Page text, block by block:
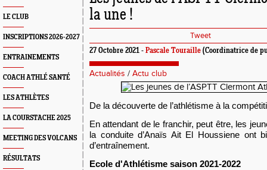
LE CLUB
INSCRIPTIONS 2026-2027
ENTRAINEMENTS
COACH ATHLÉ SANTÉ
LES ATHLÈTES
LA COURSTACHE 2025
MEETING DES VOLCANS
RÉSULTATS
la une !
Tweet
27 Octobre 2021 - Pascale Touraille (Coordinatrice de
Actualités / Actu club
De la découverte de l’athlétisme à la
En attendant de le franchir, peut être, les
la conduite d’Anaïs Ait El Houssiene ont
d’entraînement.
Ecole d'Athlétisme saison 2021-2022